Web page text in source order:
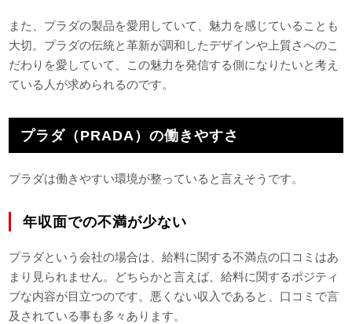
また、プラダの製品を愛用していて、魅力を感じていることも
大切。プラダの伝統と革新が調和したデザインや上質さへのこ
だわりを愛していて、この魅力を発信する側になりたいと考え
ている人が求められるのです。
プラダ（PRADA）の働きやすさ
プラダは働きやすい環境が整っていると言えそうです。
年収面での不満が少ない
プラダという会社の場合は、給料に関する不満点の口コミはあ
まり見られません。どちらかと言えば、給料に関するポジティ
ブな内容が目立つのです。悪くない収入であると、口コミで言
及されている事も多々あります。